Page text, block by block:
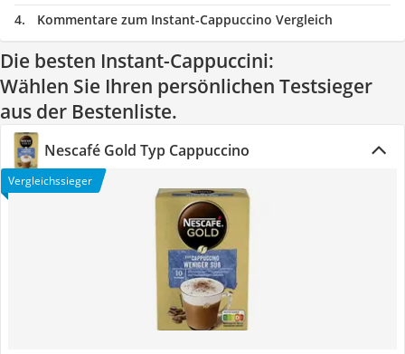
Kommentare zum Instant-Cappuccino Vergleich
Die besten Instant-Cappuccini:
Wählen Sie Ihren persönlichen Testsieger
aus der Bestenliste.
Nescafé Gold Typ Cappuccino
Vergleichssieger